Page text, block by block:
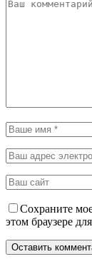
Сохраните
этом браузере